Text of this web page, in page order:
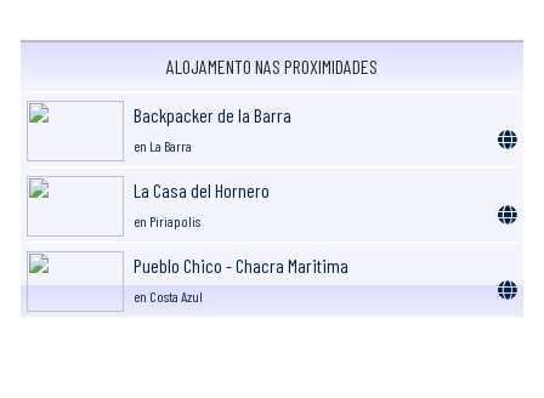
ALOJAMENTO NAS PROXIMIDADES
Backpacker de la Barra
en La Barra
La Casa del Hornero
en Piriapolis
Pueblo Chico - Chacra Maritima
en Costa Azul